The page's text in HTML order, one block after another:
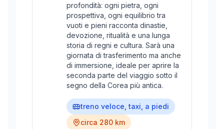
profondità: ogni pietra, ogni
prospettiva, ogni equilibrio tra
vuoti e pieni racconta dinastie,
devozione, ritualità e una lunga
storia di regni e cultura. Sarà una
giornata di trasferimento ma anche
di immersione, ideale per aprire la
seconda parte del viaggio sotto il
segno della Corea più antica.
treno veloce, taxi, a piedi
circa 280 km